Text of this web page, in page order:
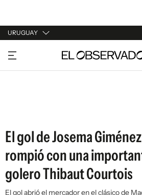
URUGUAY
URUGUAY
ARGENTINA
El gol de Josema
rompió con una
golero Thibaut Courtois
El gol abrió el mercador en el clásico de